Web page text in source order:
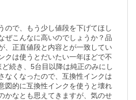
ので、もう少し値段を下げてほし
ぜこんなに高いのでしょうか？品
、正直値段と内容とが一致してい
クは使うとだいたい一年ほどで不
続き、5台目以降は純正のみにし
なくなったので、互換性インクは
図的に互換性インクを使うと壊れ
かなとも思えてきますが、気のせ